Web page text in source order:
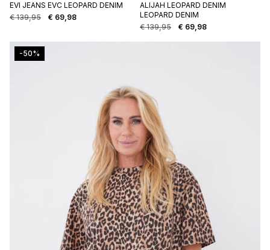
EVI JEANS EVC LEOPARD DENIM
€139,95
Oorspronkelijke
was:
€ 139,95.
€ 69,98
Huidige
is:
€ 69,98.
ALIJAH LEOPARD DENIM
LEOPARD DENIM
€139,95
Oorspronkelijke
prijs
€ 69,98
Huidige
prijs
-50%